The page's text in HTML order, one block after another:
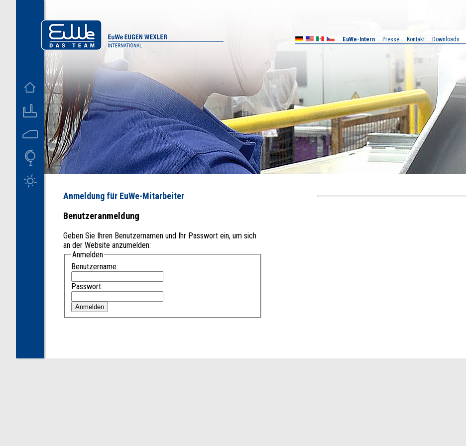
Anmeldung für EuWe-Mitarbeiter
Benutzeranmeldung
Geben Sie Ihren Benutzernamen und Ihr Passwort ein, um sich
an der Website anzumelden:
Anmelden
Benutzername:
Passwort:
D US MX EuWe-Intern Presse Kontakt Downloads